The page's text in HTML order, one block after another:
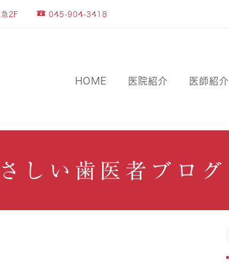
2F 045-904-3418
HOME 医院紹介 医師紹介
しい歯医者ブログ